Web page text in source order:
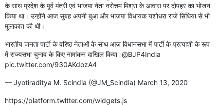
के साथ प्रदेश के पूर्व मंत्री एवं भाजपा नेता नरोत्तम मिश्रा के आवास पर दोपहर का भोजन
किया था। उन्होंने आज सुबह अपनी बुआ और भाजपा विधायक यशोधरा राजे सिंधिया से भी
मुलाकात की थी।
भारतीय जनता पार्टी के वरिष्ठ नेताओं के साथ आज विधानसभा में पार्टी के प्रत्याशी के रूप
में राज्यसभा चुनाव के किए नामांकन दाखिल किया।@BJP4India
pic.twitter.com/930AKdozA4
— Jyotiraditya M. Scindia (@JM_Scindia) March 13, 2020
https://platform.twitter.com/widgets.js